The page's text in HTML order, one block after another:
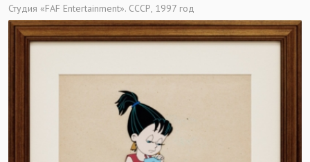
Студия «FAF Entertainment». СССР, 1997 год